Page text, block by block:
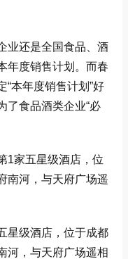
还是全国食品、酒
年度销售计划。而春
“本年度销售计划”好
了食品酒类企业“必
家五星级酒店，位
南河，与天府广场遥
星级酒店，位于成都
，与天府广场遥相